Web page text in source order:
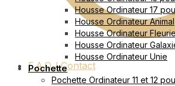
F.A.Q / Contact
Housse Ordinateur 17
Housse Ordinateur Animal
Housse Ordinateur
Housse Ordinateur
Housse Ordinateur Unie
Pochette
Pochette Ordinateur 11 et 12